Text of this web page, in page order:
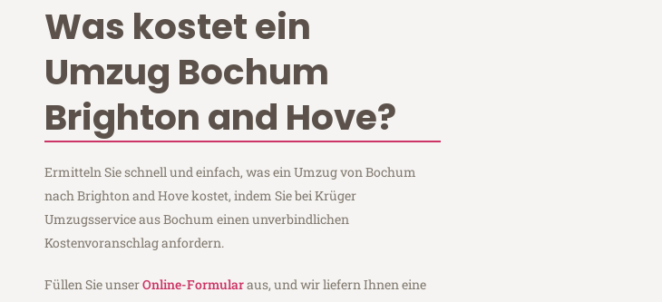
Was kostet ein
Umzug Bochum
Brighton and Hove?
Ermitteln Sie schnell und einfach, was ein Umzug von Bochum
nach Brighton and Hove kostet, indem Sie bei Krüger
Umzugsservice aus Bochum einen unverbindlichen
Kostenvoranschlag anfordern.
Füllen Sie unserOnline-Formularaus, und wir liefern Ihnen eine